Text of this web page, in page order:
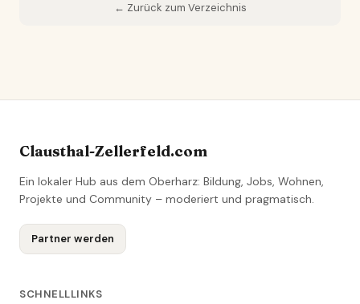
← Zurück zum Verzeichnis
Clausthal-Zellerfeld.com
Ein lokaler Hub aus dem Oberharz: Bildung, Jobs, Wohnen,
Projekte und Community – moderiert und pragmatisch.
Partner werden
SCHNELLLINKS